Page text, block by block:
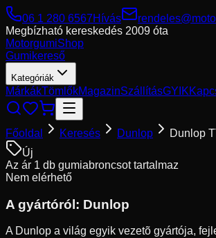
06 1 280 6567Hívás
Megbízható kereskedés 2009 óta
MotorgumiShop
Gumikereső
Kategóriák
MárkákTömlőkMagazinSzállításGYIK
Főoldal Keresés Dunlop
Dunlop
Új
Az ár 1 db gumiabroncsot tartalmaz
Nem elérhető
A gyártóról: Dunlop
A Dunlop a világ egyik vezetõ gyártója,